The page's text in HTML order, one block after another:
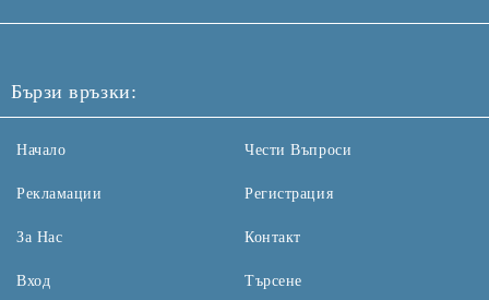
Бързи връзки:
Начало
Рекламации
За Нас
Вход
Чести Въпроси
Регистрация
Контакт
Търсене